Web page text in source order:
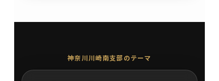
神奈川川崎南支部のテーマ